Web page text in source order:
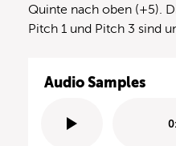
Quinte nach oben (+5).
Pitch 1 und Pitch 3 sind
Audio Samples